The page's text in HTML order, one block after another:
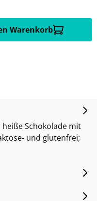
Warenkorb
Schokolade mit
und glutenfrei;